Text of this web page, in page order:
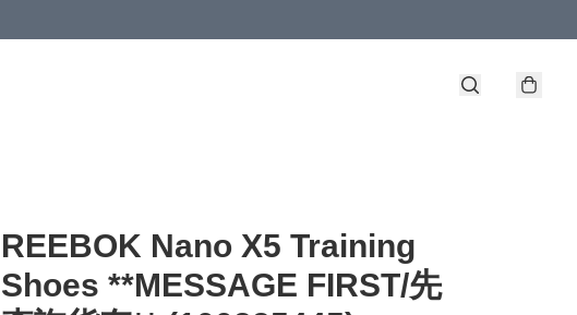
REEBOK Nano X5 Training
Shoes **MESSAGE FIRST/先